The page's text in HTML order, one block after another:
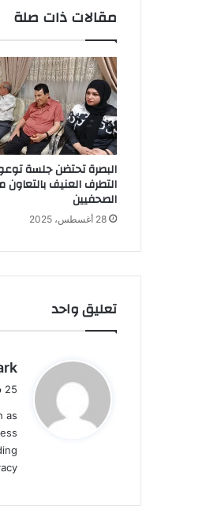
مقالات ذات صلة
البصرة تحتضن جلسة
التطرف العنيف بالتعاون
الصحفيين
28 أغسطس، 2025
تعليق واحد
ي
ق
ل
25 فبراير، 2025 الساعة 12:22 م
as